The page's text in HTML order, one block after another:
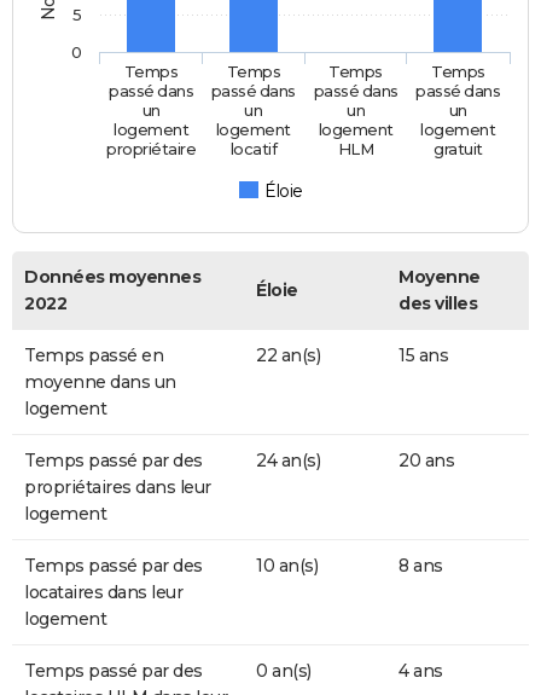
Éloie
Temps
passé dans
un
logement
propriétaire
Temps
passé dans
un
logement
locatif
Temps
passé dans
un
logement
HLM
Temps
passé dans
un
logement
gratuit
0
5
Données moyennes
2022
Éloie
Moyenne
des villes
Temps passé en
moyenne dans un
logement
22 an(s) 15 ans
Temps passé par des
propriétaires dans leur
logement
24 an(s) 20 ans
Temps passé par des
locataires dans leur
logement
10 an(s) 8 ans
Temps passé par des
0 an(s) 4 ans